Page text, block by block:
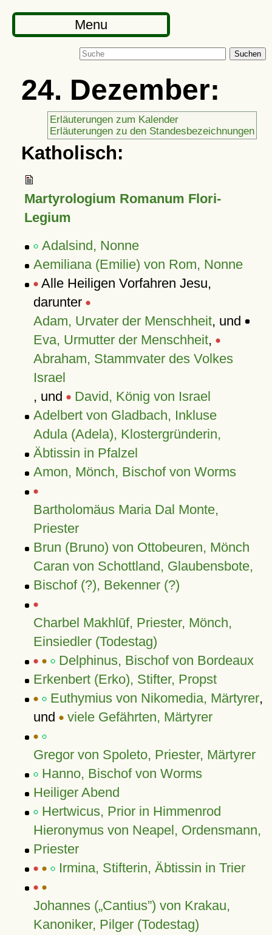
Menu
Suchen
24. Dezember:
Erläuterungen zum Kalender
Erläuterungen zu den Standesbezeichnungen
Katholisch:
Martyrologium Romanum Flori-
Legium
Adalsind, Nonne
Aemiliana (Emilie) von Rom, Nonne
Alle Heiligen Vorfahren Jesu,
darunter
Adam, Urvater der Menschheit, und
Eva, Urmutter der Menschheit,
Abraham, Stammvater des Volkes
Israel
, und
David, König von Israel
Adelbert von Gladbach, Inkluse
Adula (Adela), Klostergründerin,
Äbtissin in Pfalzel
Amon, Mönch, Bischof von Worms
Bartholomäus Maria Dal Monte,
Priester
Brun (Bruno) von Ottobeuren, Mönch
Caran von Schottland, Glaubensbote,
Bischof (?), Bekenner (?)
Charbel Makhlūf, Priester, Mönch,
Einsiedler (Todestag)
Delphinus, Bischof von Bordeaux
Erkenbert (Erko), Stifter, Propst
Euthymius von Nikomedia, Märtyrer,
und
viele Gefährten, Märtyrer
Gregor von Spoleto, Priester, Märtyrer
Hanno, Bischof von Worms
Heiliger Abend
Hertwicus, Prior in Himmenrod
Hieronymus von Neapel, Ordensmann,
Priester
Irmina, Stifterin, Äbtissin in Trier
Johannes ( Cantius ) von Krakau,
Kanoniker, Pilger (Todestag)